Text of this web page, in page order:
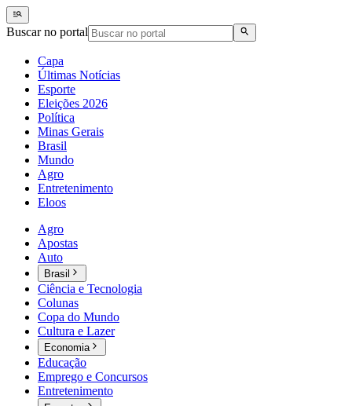
Buscar no portal
Capa
Últimas Notícias
Esporte
Eleições 2026
Política
Minas Gerais
Brasil
Mundo
Agro
Entretenimento
Eloos
Agro
Apostas
Auto
Brasil
Ciência e Tecnologia
Colunas
Copa do Mundo
Cultura e Lazer
Economia
Educação
Emprego e Concursos
Entretenimento